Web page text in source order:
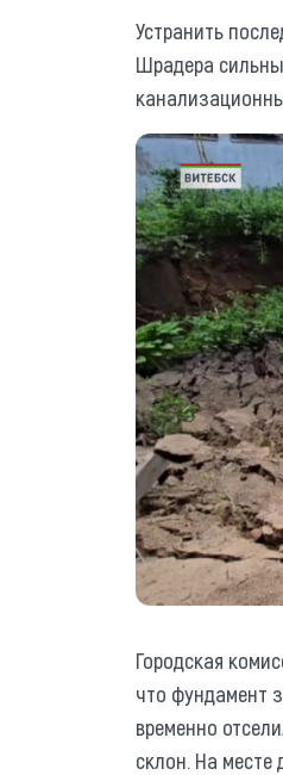
Устранить
Шрадера
Городская
что фундамент
временно
склон. На